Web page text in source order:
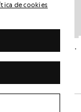
Bufanda de punto elástico en mezcla de lana de cordero
de cookies